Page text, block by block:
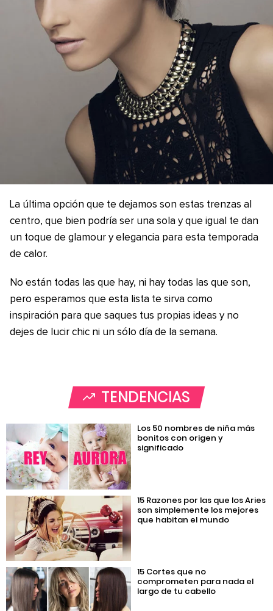
La última opción que te dejamos son estas trenzas al
centro, que bien podría ser una sola y que igual te dan
un toque de glamour y elegancia para esta temporada
de calor.
No están todas las que hay, ni hay todas las que son,
pero esperamos que esta lista te sirva como
inspiración para que saques tus propias ideas y no
dejes de lucir chic ni un sólo día de la semana.
TENDENCIAS
Los 50 nombres de niña más
bonitos con origen y
significado
15 Razones por las que los Aries
son simplemente los mejores
que habitan el mundo
15 Cortes que no
comprometen para nada el
largo de tu cabello